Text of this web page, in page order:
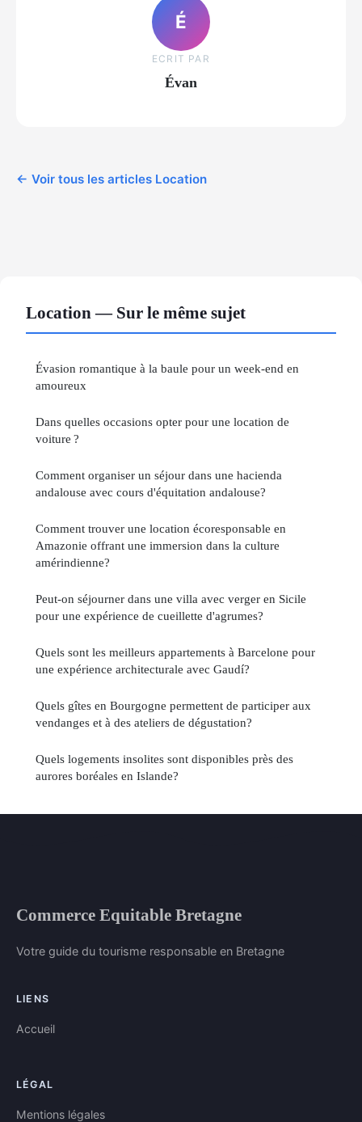
É
ECRIT PAR
Évan
← Voir tous les articles Location
Location — Sur le même sujet
Évasion romantique à la baule pour un week-end en
amoureux
Dans quelles occasions opter pour une location de
voiture ?
Comment organiser un séjour dans une hacienda
andalouse avec cours d'équitation andalouse?
Comment trouver une location écoresponsable en
Amazonie offrant une immersion dans la culture
amérindienne?
Peut-on séjourner dans une villa avec verger en Sicile
pour une expérience de cueillette d'agrumes?
Quels sont les meilleurs appartements à Barcelone pour
une expérience architecturale avec Gaudí?
Quels gîtes en Bourgogne permettent de participer aux
vendanges et à des ateliers de dégustation?
Quels logements insolites sont disponibles près des
aurores boréales en Islande?
Commerce Equitable Bretagne
Votre guide du tourisme responsable en Bretagne
LIENS
Accueil
LÉGAL
Mentions légales